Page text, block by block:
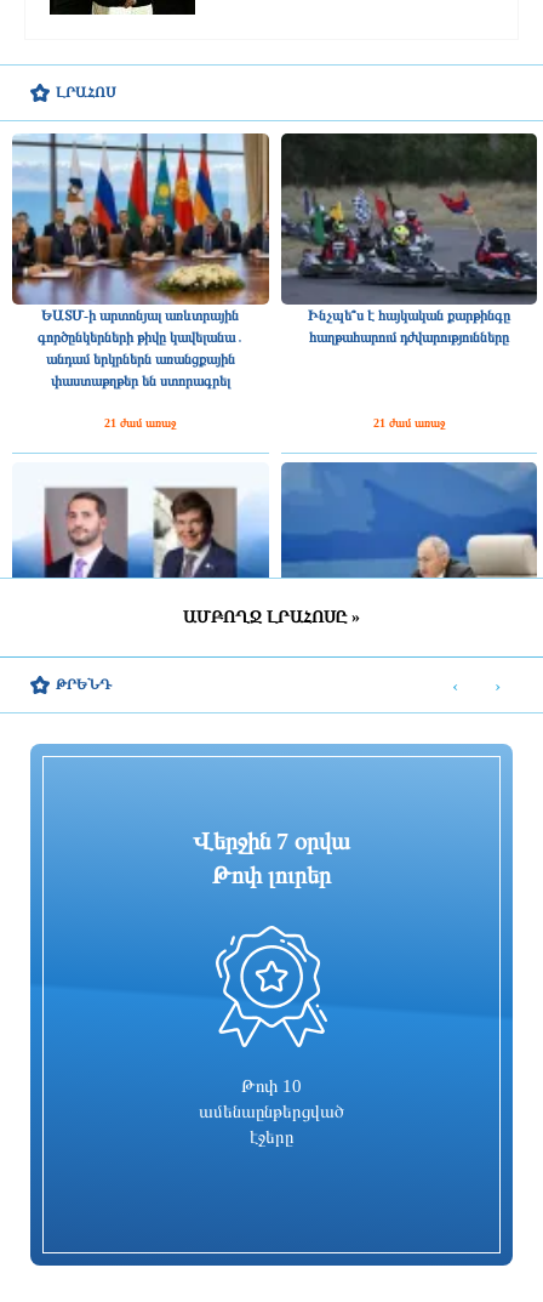
ԼՐԱՀՈՍ
ԵԱՏՄ-ի արտոնյալ առևտրային
գործընկերների թիվը կավելանա․
անդամ երկրներն առանցքային
փաստաթղթեր են ստորագրել
21 ժամ առաջ
Ինչպե՞ս է հայկական քարթինգը
հաղթահարում դժվարությունները
21 ժամ առաջ
ՀՀ ԱԺ նախագահի պաշտոնում
ընտրվելու կապակցությամբ
Գարեգին Բ-ի և վեց եպիսկոպոսների
ինքնաբացարկ հայտնեց. նոր
Իսրայելն արձագանքել է Թուրքիայի
ԱՄԲՈՂՋ ԼՐԱՀՈՍԸ »
ԹՐԵՆԴ
Վերջին 7 օրվա
Թոփ լուրեր
Թոփ 10
ամենաընթերցված
էջերը
‹ ›